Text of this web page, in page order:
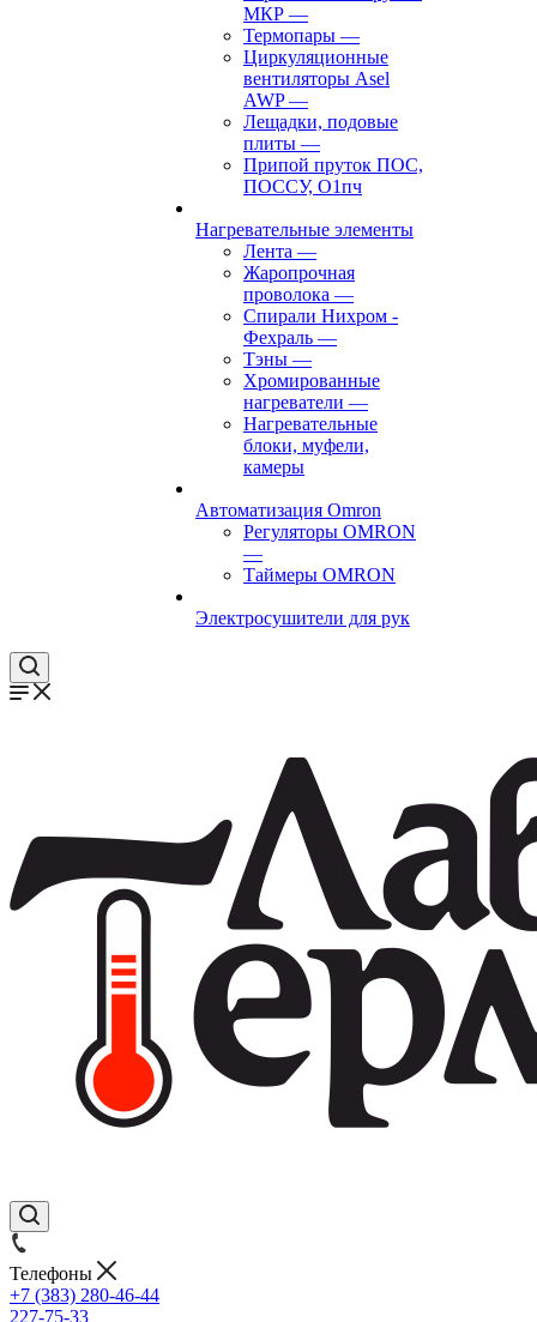
МКР —
Термопары —
Циркуляционные
вентиляторы Asel
AWP—
Лещадки, подовые
плиты —
Припой пруток ПОС,
ПОССУ, О1пч
Нагревательные элементы
Лента —
Жаропрочная
проволока —
Спирали Нихром -
Фехраль —
Тэны —
Хромированные
нагреватели —
Нагревательные
блоки, муфели,
камеры
Автоматизация Omron
Регуляторы OMRON
—
Таймеры OMRON
Электросушители для рук
Телефоны
+7 (383) 280-46-44
227-75-33